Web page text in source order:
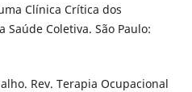
Clínica Crítica dos
Saúde Coletiva. São Paulo:
Rev. Terapia Ocupacional